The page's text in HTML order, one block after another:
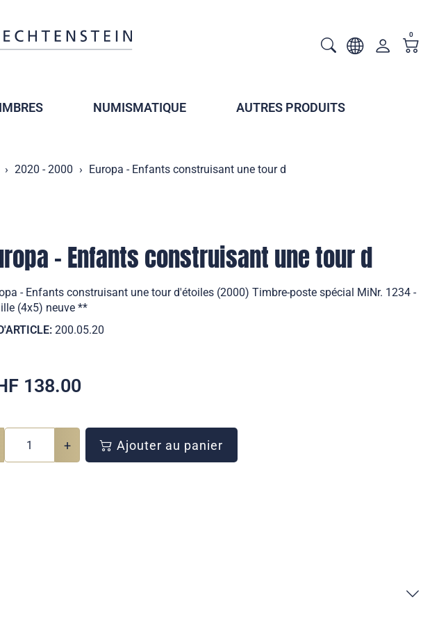
0
NUMISMATIQUE AUTRES PRODUITS
2020 - 2000 Europa - Enfants construisant une tour d
- Enfants construisant une tour d
- Enfants construisant une tour d'étoiles (2000) Timbre-poste spécial MiNr. 1234 -
(4x5) neuve **
200.05.20
138.00
+ Ajouter au panier